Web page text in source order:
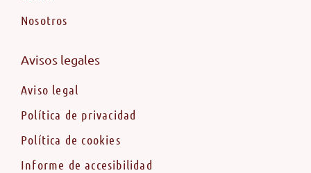
Nosotros
Avisos legales
Aviso legal
Política de privacidad
Política de cookies
Informe de accesibilidad